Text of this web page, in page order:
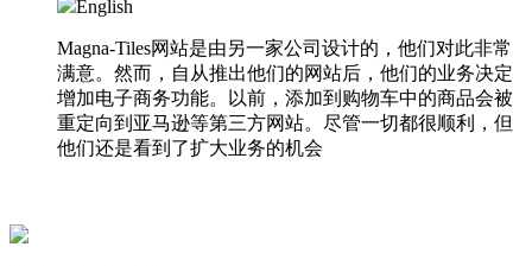
English
Magna-Tiles网站是由另一家公司设计的，他们对此非常
满意。然而，自从推出他们的网站后，他们的业务决定
增加电子商务功能。以前，添加到购物车中的商品会被
重定向到亚马逊等第三方网站。尽管一切都很顺利，但
他们还是看到了扩大业务的机会